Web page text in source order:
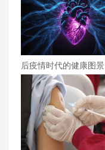
后疫情时代的健康图景